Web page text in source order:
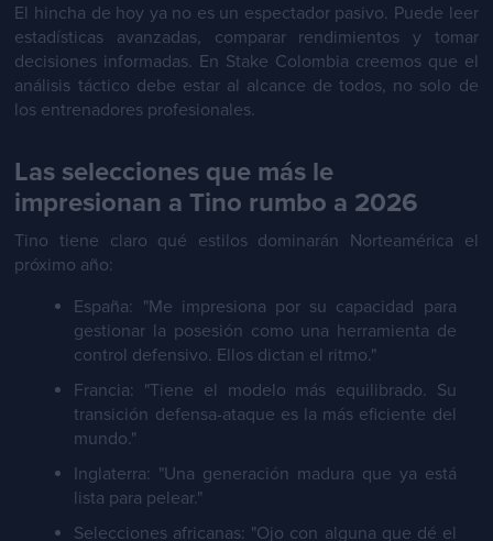
El hincha de hoy ya no es un espectador pasivo. Puede leer
estadísticas avanzadas, comparar rendimientos y tomar
decisiones informadas. En Stake Colombia creemos que el
análisis táctico debe estar al alcance de todos, no solo de
los entrenadores profesionales.
Las selecciones que más le
impresionan a Tino rumbo a 2026
Tino tiene claro qué estilos dominarán Norteamérica el
próximo año:
España: "Me impresiona por su capacidad para
gestionar la posesión como una herramienta de
control defensivo. Ellos dictan el ritmo."
Francia: "Tiene el modelo más equilibrado. Su
transición defensa-ataque es la más eficiente del
mundo."
Inglaterra: "Una generación madura que ya está
lista para pelear."
Selecciones africanas: "Ojo con alguna que dé el